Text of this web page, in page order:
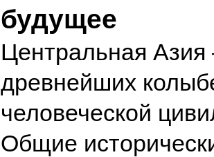
будущее
Центральная Азия
древнейших
человеческой
Общие